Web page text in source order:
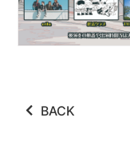
BACK